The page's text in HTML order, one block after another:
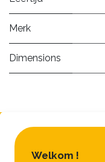
Merk
Dimensions
Welkom !